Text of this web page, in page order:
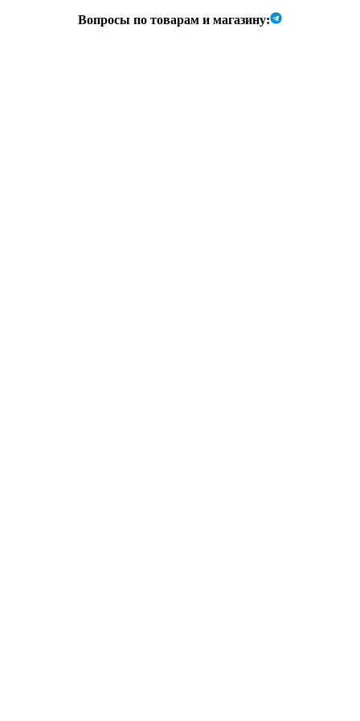
Вопросы по товарам и магазину: